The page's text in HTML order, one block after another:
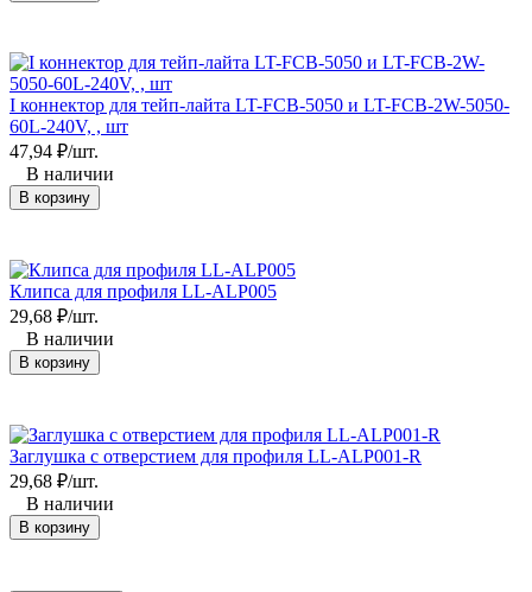
I коннектор для тейп-лайта LT-FCB-5050 и LT-FCB-2W-5050-
60L-240V, , шт
47,94 ₽/шт.
В наличии
В корзину
Клипса для профиля LL-ALP005
29,68 ₽/шт.
В наличии
В корзину
Заглушка с отверстием для профиля LL-ALP001-R
29,68 ₽/шт.
В наличии
В корзину